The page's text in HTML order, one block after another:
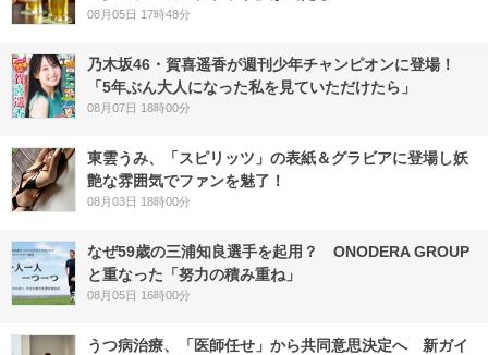
08月05日 17時48分
乃木坂46・賀喜遥香が週刊少年チャンピオンに登場！
「5年ぶん大人になった私を見ていただけたら」
08月07日 18時00分
東雲うみ、「スピリッツ」の表紙＆グラビアに登場し妖
艶な雰囲気でファンを魅了！
08月03日 18時00分
なぜ59歳の三浦知良選手を起用？ ONODERA GROUP
と重なった「努力の積み重ね」
08月05日 16時00分
うつ病治療、「医師任せ」から共同意思決定へ 新ガイ